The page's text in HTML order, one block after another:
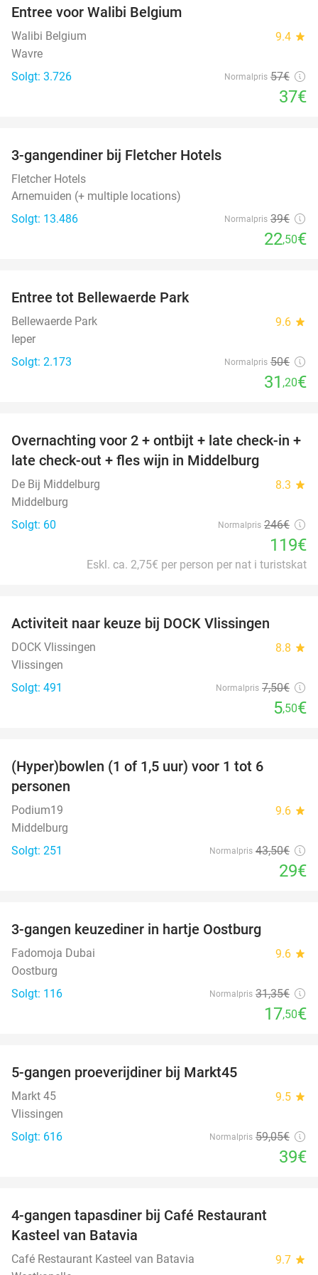
Entree voor Walibi Belgium
Walibi Belgium 9.4 star
Wavre
Solgt: 3.726
Normalpris 57€
37€
3-gangendiner bij Fletcher Hotels
Fletcher Hotels
Arnemuiden (+ multiple locations)
Solgt: 13.486
Normalpris 39€
22,50€
Entree tot Bellewaerde Park
Bellewaerde Park 9.6 star
Ieper
Solgt: 2.173
Normalpris 50€
31 ,20€
52%
Overnachting voor 2 + ontbijt + late check-in +
late check-out + fles wijn in Middelburg
De Bij Middelburg 8.3 star
Middelburg
Solgt: 60
Normalpris 246€
119€
Eskl. ca. 2,75€ per person per nat i turistskat
Activiteit naar keuze bij DOCK Vlissingen
DOCK Vlissingen 8.8 star
Vlissingen
Solgt: 491
Normalpris 7,50€
5,50€
(Hyper)bowlen (1 of 1,5 uur) voor 1 tot 6
personen
Podium19 9.6 star
Middelburg
Solgt: 251
Normalpris 43,50€
29€
3-gangen keuzediner in hartje Oostburg
Fadomoja Dubai 9.6 star
Oostburg
Solgt: 116
Normalpris 31,35€
17,50€
5-gangen proeverijdiner bij Markt45
Markt 45 9.5 star
Vlissingen
Solgt: 616
Normalpris 59,05€
39€
4-gangen tapasdiner bij Café Restaurant
Kasteel van Batavia
Café Restaurant Kasteel van Batavia 9.7 star